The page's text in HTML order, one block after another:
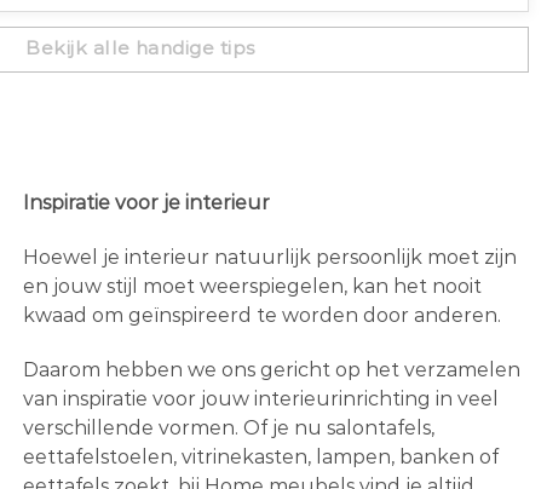
Bekijk alle handige tips
Inspiratie voor je interieur
Hoewel je interieur natuurlijk persoonlijk moet zijn
en jouw stijl moet weerspiegelen, kan het nooit
kwaad om geïnspireerd te worden door anderen.
Daarom hebben we ons gericht op het verzamelen
van inspiratie voor jouw interieurinrichting in veel
verschillende vormen. Of je nu salontafels,
eettafelstoelen, vitrinekasten, lampen, banken of